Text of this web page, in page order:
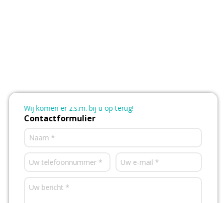
Wij komen er z.s.m. bij u op terug!
Contactformulier